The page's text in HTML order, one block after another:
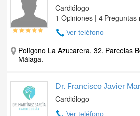
Cardiólogo
1 Opiniones | 4 Preguntas
Ver teléfono
Polígono La Azucarera, 32, Parcelas
Málaga.
Dr. Francisco Javier
Cardiólogo
Ver teléfono